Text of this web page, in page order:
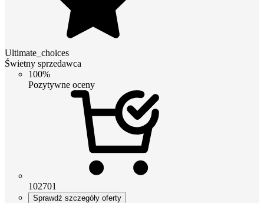
Ultimate_choices
Świetny sprzedawca
100%
Pozytywne oceny
102701
Sprawdź szczegóły oferty